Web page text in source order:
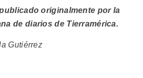
originalmente por la
de diarios de Tierramérica.
Gutiérrez